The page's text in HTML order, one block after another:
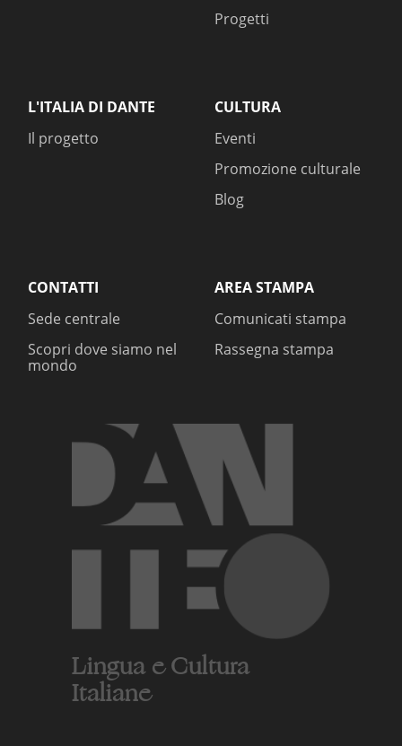
Progetti
L'ITALIA DI DANTE
Il progetto
CULTURA
Eventi
Promozione culturale
Blog
CONTATTI
Sede centrale
Scopri dove siamo nel
mondo
AREA STAMPA
Comunicati stampa
Rassegna stampa
Lingua e Cultura
Italiane